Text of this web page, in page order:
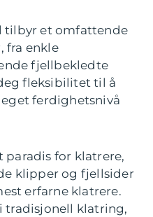
tilbyr et omfattende
fra enkle
fjellbekledte
fleksibilitet til å
ferdighetsnivå
paradis for klatrere,
klipper og fjellsider
erfarne klatrere.
tradisjonell klatring,